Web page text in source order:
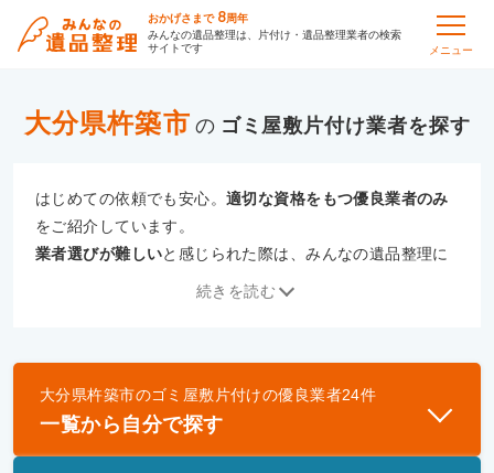
おかげさまで 8周年
みんなの遺品整理は、片付け・遺品整理業者の検索
サイトです
メニュー
大分県杵築市 の ゴミ屋敷片付け
はじめての依頼でも安心。適切な資格をもつ優良業者のみ
をご紹介しています。
業者選びが難しいと感じられた際は、みんなの遺品整理に
優良業者とは
一般財団法人遺品整理認定協会、および一般社団法
続きを読む
大分県杵築市のゴミ屋敷片付けの優良業者24件
一覧から自分で探す